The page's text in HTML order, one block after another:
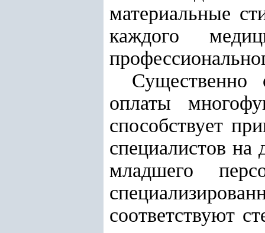
материальные
каждого
Существенно
оплаты
способствует
специалистов на
младшего
соответствуют